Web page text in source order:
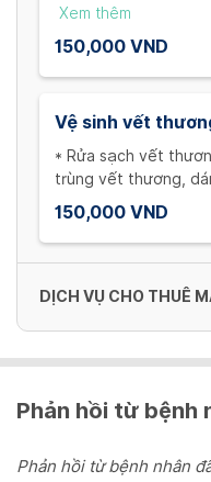
phế quản/thanh
phế quản với thuốc
quản ( suyễn ) **
Ventolin, combivent,
Xem thêm
150,000 VND
Vệ sinh vết
* Rửa sạch vết
trùng vết thương,
150,000 VND
DỊCH VỤ CHO THUÊ
30,000 VND/
Phản hồi từ bệnh
Phản hồi từ bệnh nhân